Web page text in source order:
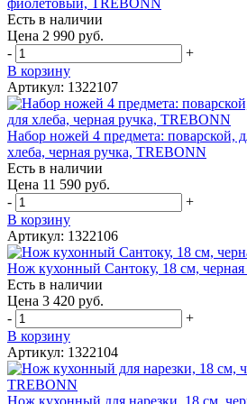
Есть в наличии
Цена 2 990 руб.
-
+
В корзину
Артикул: 1322107
Набор ножей 4 предмета: поварской,
хлеба, черная ручка, TREBONN
Есть в наличии
Цена 11 590 руб.
-
+
В корзину
Артикул: 1322106
Нож кухонный Сантоку, 18 см,
Есть в наличии
Цена 3 420 руб.
-
+
В корзину
Артикул: 1322104
Нож кухонный для нарезки, 18 см,